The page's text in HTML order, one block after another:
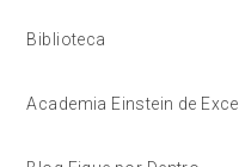
Biblioteca
Academia Einstein de